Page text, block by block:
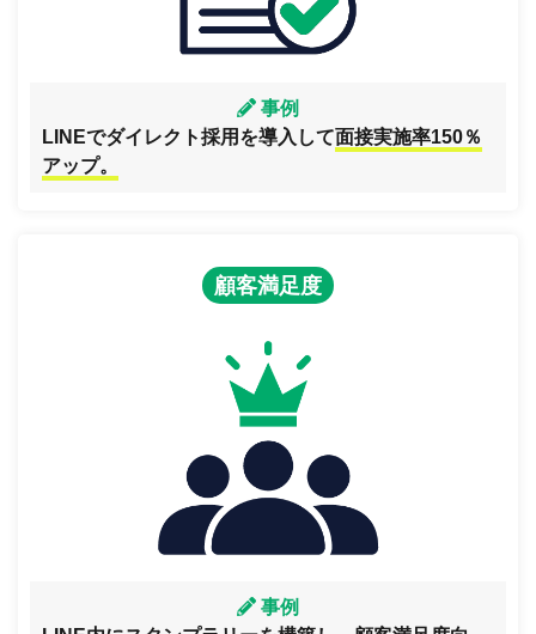
事例
LINEでダイレクト採用を導入して面接実施率150％
アップ。
顧客満足度
事例